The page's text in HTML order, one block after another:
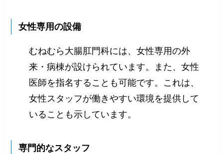
女性専用の設備
むねむら大腸肛門科には、女性専用の外
来・病棟が設けられています。また、女性
医師を指名することも可能です。これは、
女性スタッフが働きやすい環境を提供して
いることも示しています。
専門的なスタッフ